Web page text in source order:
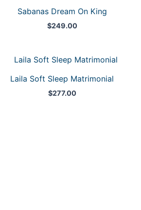
Sabanas Dream On King
$249.00
Laila Soft Sleep Matrimonial
$277.00